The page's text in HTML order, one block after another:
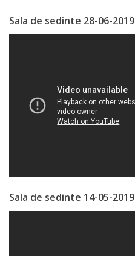
în
Comunală
şi
Specialist
în
Problemele
Sala de sedinte 28-06-2019
Sala de sedinte 14-05-2019